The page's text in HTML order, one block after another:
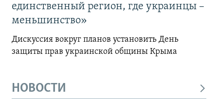
единственный регион, где украинцы –
меньшинство»
Дискуссия вокруг планов установить День
защиты прав украинской общины Крыма
НОВОСТИ